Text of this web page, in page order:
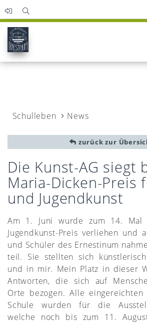
Schulleben News
zurück zur
Die Kunst-AG siegt
Maria-Dicken-Preis
und Jugendkunst
Am 1. Juni wurde zum 14. Mal
Jugendkunst-Preis verliehen und
und Schüler des Ernestinum
teil. Sie stellten sich
und in mir. Mein Platz in dieser
Antworten, die sich auf
Orte bezogen. Alle
Schule wurden für die
welche noch bis zum 11.